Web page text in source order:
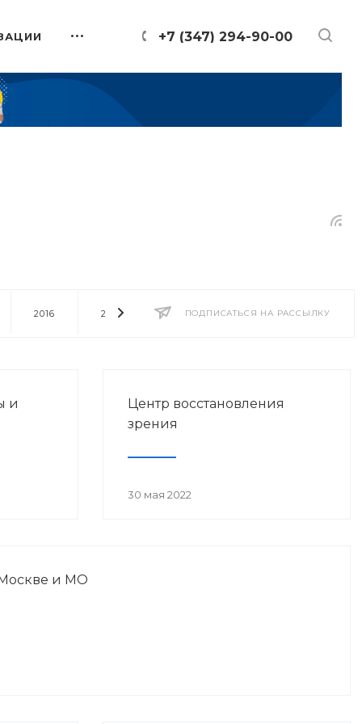
+7 (347) 294-90-00
ПОДПИСАТЬСЯ НА РАССЫЛКУ
2016 2014 2013 2012 2011
и
Центр восстановления
зрения
30 мая 2022
и МО